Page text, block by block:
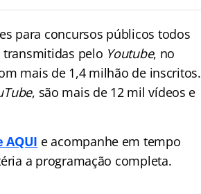
para concursos públicos todos
transmitidas pelo Youtube, no
mais de 1,4 milhão de inscritos.
, são mais de 12 mil vídeos e
AQUI e acompanhe em tempo
a programação completa.